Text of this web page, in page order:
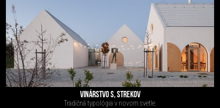
VINÁRSTVO S, STREKOV
Tradičná typológia v novom svetle.